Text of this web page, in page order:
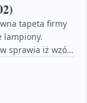
tapeta firmy
lampiony.
sprawia iż wzór